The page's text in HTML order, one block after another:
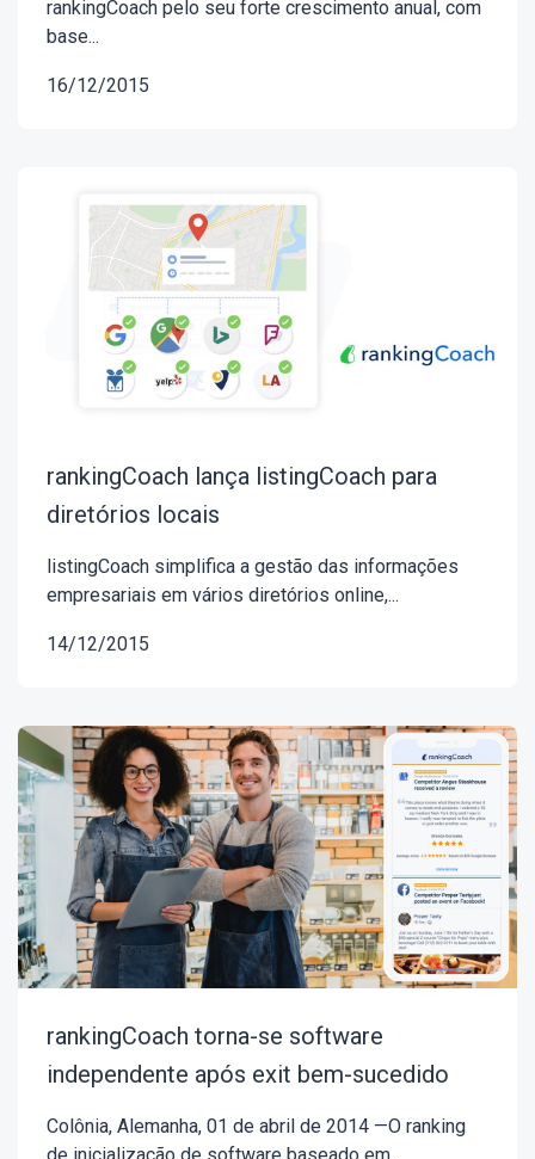
rankingCoach pelo seu forte crescimento anual, com
base...
16/12/2015
rankingCoach lança listingCoach para
diretórios locais
listingCoach simplifica a gestão das informações
empresariais em vários diretórios online,...
14/12/2015
rankingCoach torna-se software
independente após exit bem-sucedido
Colônia, Alemanha, 01 de abril de 2014 —O ranking
de inicialização de software baseado em...